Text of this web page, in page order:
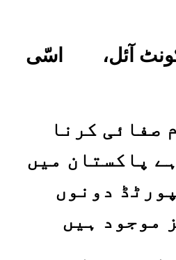
کونٹ آئل، اسّی
صفائی کرنا
پاکستان میں
دونوں
موجود ہیں